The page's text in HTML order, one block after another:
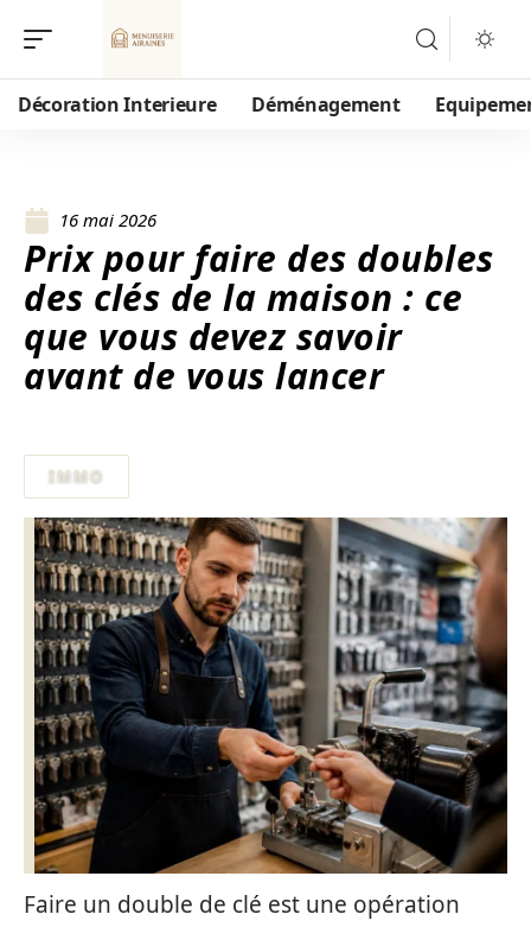
Décoration Interieure Déménagement
16 mai 2026
Prix pour faire des doubles
des clés de la maison : ce
que vous devez savoir
avant de vous lancer
IMMO
Faire un double de clé est une opération